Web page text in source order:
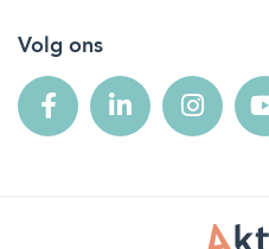
Volg ons